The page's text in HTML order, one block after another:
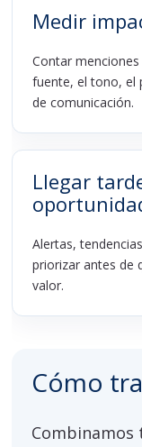
Medir
Contar
fuente, el tono, el
de comunicación.
Llegar
Alertas,
priorizar antes de
valor.
Cómo
Combinamos